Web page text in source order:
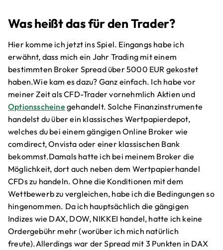
Was heißt das für den Trader?
Hier komme ich jetzt ins Spiel. Eingangs habe ich
erwähnt, dass mich ein Jahr Trading mit einem
bestimmten Broker Spread über 5000 EUR gekostet
haben.Wie kam es dazu? Ganz einfach. Ich habe vor
meiner Zeit als CFD-Trader vornehmlich Aktien und
Optionsscheine gehandelt. Solche Finanzinstrumente
handelst du über ein klassisches Wertpapierdepot,
welches du bei einem gängigen Online Broker wie
comdirect, Onvista oder einer klassischen Bank
bekommst.Damals hatte ich bei meinem Broker die
Möglichkeit, dort auch neben dem Wertpapierhandel
CFDs zu handeln. Ohne die Konditionen mit dem
Wettbewerb zu vergleichen, habe ich die Bedingungen so
hingenommen. Da ich hauptsächlich die gängigen
Indizes wie DAX, DOW, NIKKEI handel, hatte ich keine
Ordergebühr mehr (worüber ich mich natürlich
freute).Allerdings war der Spread mit 3 Punkten in DAX